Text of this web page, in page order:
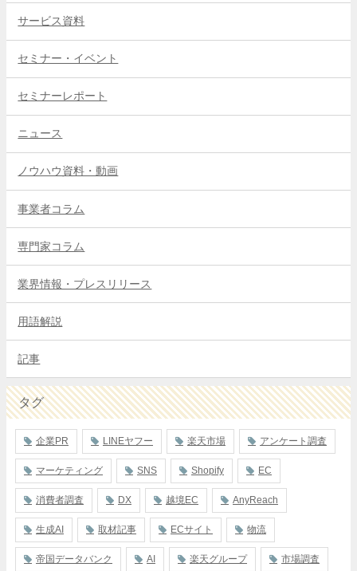
サービス資料
セミナー・イベント
セミナーレポート
ニュース
ノウハウ資料・動画
事業者コラム
専門家コラム
業界情報・プレスリリース
用語解説
記事
タグ
企業PR LINEヤフー 楽天市場 アンケート調査
マーケティング SNS Shopify EC
消費者調査 DX 越境EC AnyReach
生成AI 取材記事 ECサイト 物流
帝国データバンク AI 楽天グループ 市場調査